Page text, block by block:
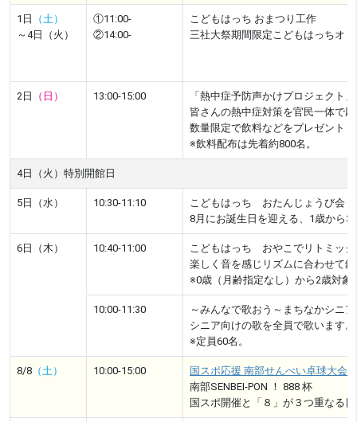
1日
（土）
～4日（火）
①11:00-
②14:00-
こどもはっち おまつり工作
三社大祭期間限定こどもはっちオ
2日 （日） 13:00-15:00
「熱中症予防声かけプロジェクト
皆さんの熱中症対策を官民一体で
数量限定で飲料などをプレゼント！
※飲料配布は先着約800名。
4日（火）特別開館日
5日（水） 10:30-11:10
こどもはっち おたんじょうび会
8月にお誕生日を迎える、1歳から3
6日（木） 10:40-11:00
こどもはっち おやこでリトミック
楽しく音を感じリズムに合わせて
※0歳（月齢指定なし）から2歳対象
10:00-11:30
～みんなで歌おう～まちなかシニ
シニア向けの歌を全員で歌います
※定員60名。
8/8 （土） 10:00-15:00
国スポ応援 南部せんべい卓球大会
南部SENBEI-PON ！ 888 杯
国スポ開催と「８」が３つ重なる